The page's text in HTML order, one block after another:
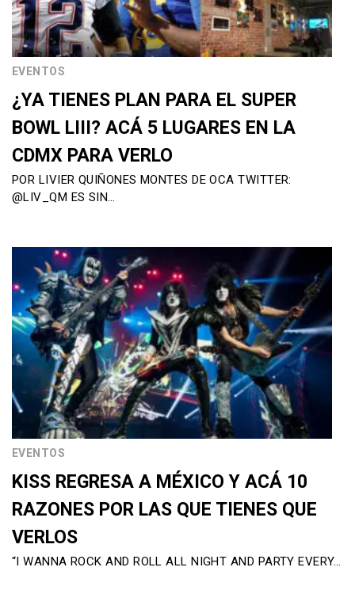
EVENTOS
¿YA TIENES PLAN PARA EL SUPER
BOWL LIII? ACÁ 5 LUGARES EN LA
CDMX PARA VERLO
POR LIVIER QUIÑONES MONTES DE OCA TWITTER:
@LIV_QM ES SIN…
EVENTOS
KISS REGRESA A MÉXICO Y ACÁ 10
RAZONES POR LAS QUE TIENES QUE
VERLOS
“I WANNA ROCK AND ROLL ALL NIGHT AND PARTY EVERY…